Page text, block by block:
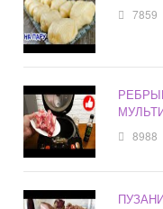
7859
8988